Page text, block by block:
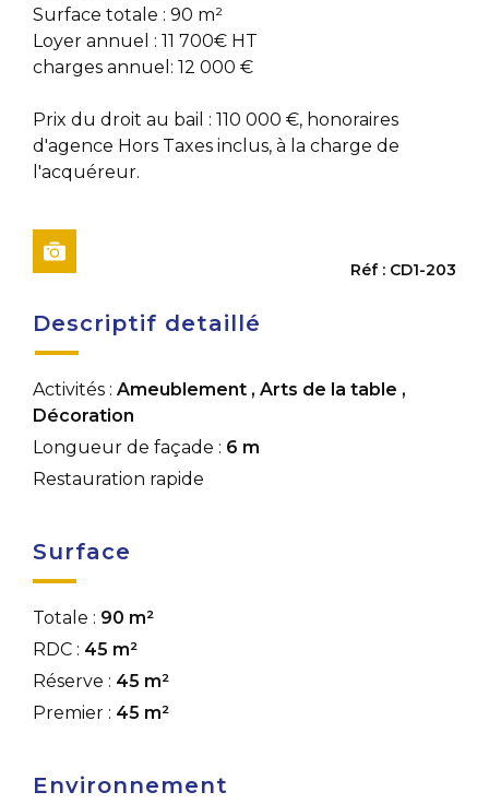
Surface totale : 90 m²
Loyer annuel : 11 700€ HT
charges annuel: 12 000 €
Prix du droit au bail : 110 000 €, honoraires
d'agence Hors Taxes inclus, à la charge de
l'acquéreur.
Réf : CD1-203
Descriptif detaillé
Activités : Ameublement , Arts de la table ,
Décoration
Longueur de façade : 6 m
Restauration rapide
Surface
Totale : 90 m²
RDC : 45 m²
Réserve : 45 m²
Premier : 45 m²
Environnement